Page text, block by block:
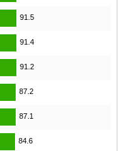
91.5
91.4
91.2
87.2
87.1
84.6